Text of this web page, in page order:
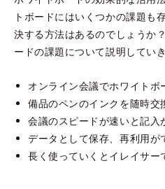
トボードにはいくつかの課題も
決する方法はあるのでしょうか
ードの課題について説明していき
オンライン会議でホワイトボ
備品のペンのインクを随時交
会議のスピードが速いと記入
データとして保存、再利用
長く使っていくとイレイサー